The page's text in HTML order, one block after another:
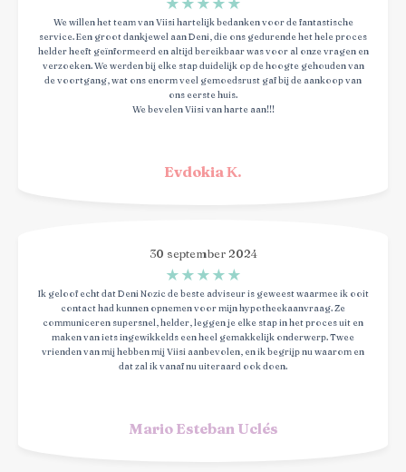
★ ★ ★ ★ ★
We willen het team van Viisi hartelijk bedanken voor de fantastische
service. Een groot dankjewel aan Deni, die ons gedurende het hele proces
helder heeft geïnformeerd en altijd bereikbaar was voor al onze vragen en
verzoeken. We werden bij elke stap duidelijk op de hoogte gehouden van
de voortgang, wat ons enorm veel gemoedsrust gaf bij de aankoop van
ons eerste huis.
We bevelen Viisi van harte aan!!!
Evdokia Κ.
30 september 2024
★ ★ ★ ★ ★
Ik geloof echt dat Deni Nozic de beste adviseur is geweest waarmee ik ooit
contact had kunnen opnemen voor mijn hypotheekaanvraag. Ze
communiceren supersnel, helder, leggen je elke stap in het proces uit en
maken van iets ingewikkelds een heel gemakkelijk onderwerp. Twee
vrienden van mij hebben mij Viisi aanbevolen, en ik begrijp nu waarom en
dat zal ik vanaf nu uiteraard ook doen.
Mario Esteban Uclés